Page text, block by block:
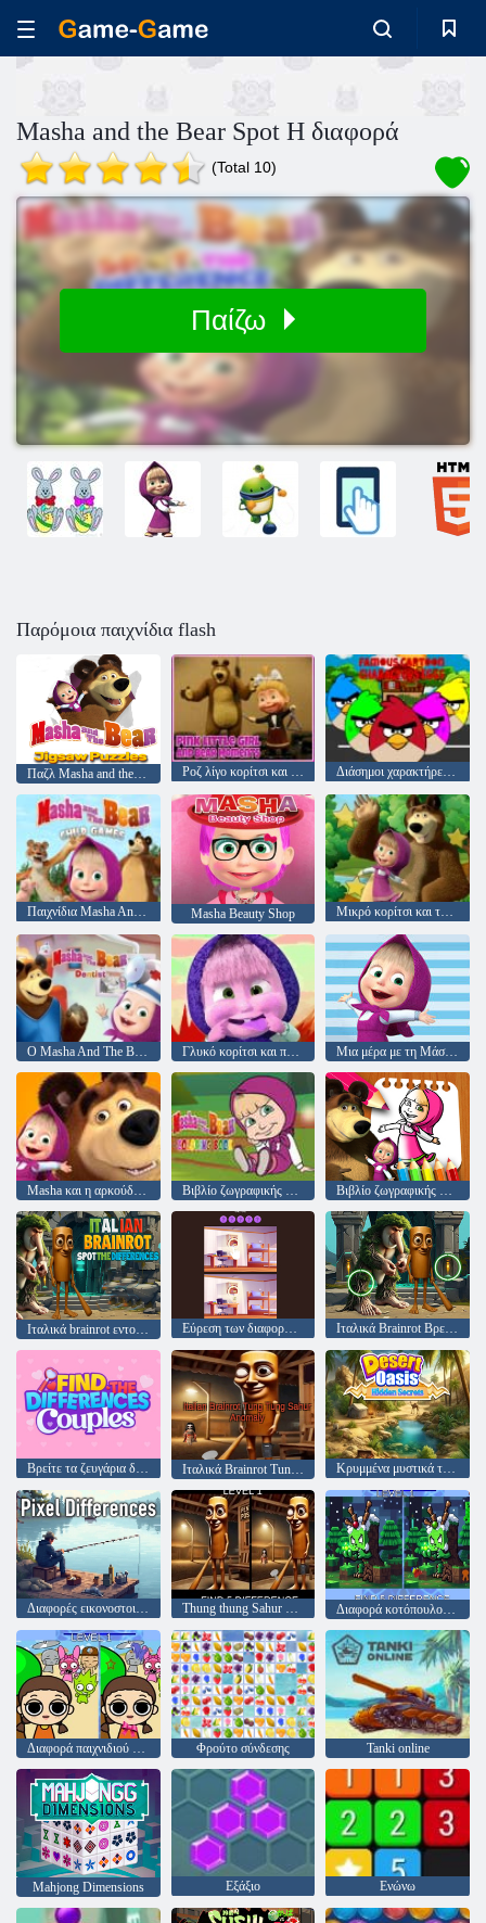
Masha and the Bear Spot Η διαφορά
(Total 10)
Παίζω
Παρόμοια παιχνίδια flash
Παζλ Masha and the Bear Ροζ λίγο κορίτσι και αρκούδες στιγμές Διάσημοι χαρακτήρες κινουμένων σχεδίων αυγών
Παιχνίδια Masha And The Bear Child Masha Beauty Shop Μικρό κορίτσι και τα κρυμμένα αστέρια της αρκούδας
Ο Masha And The Bear Οδοντίατρος Γλυκό κορίτσι και πρόκληση μνήμης αρκούδων Μια μέρα με τη Μάσα και την αρκούδα
Ιταλικά brainrot εντοπίζουν τις διαφορές Εύρεση των διαφορών στις εικόνες Ιταλικά Brainrot Βρείτε τις διαφορές
Βρείτε τα ζευγάρια διαφορών Ιταλικά Brainrot Tung Tung Sahur Anomaly Κρυμμένα μυστικά της Oasis Oasis
Διαφορά κοτόπουλου Lava Minecraft
Φρούτο σύνδεσης Tanki online
Mahjong Dimensions Εξάξιο Ενώνω